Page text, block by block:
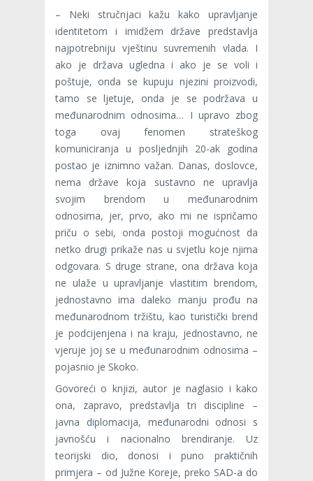
– Neki stručnjaci kažu kako upravljanje
identitetom i imidžem države predstavlja
najpotrebniju vještinu suvremenih vlada. I
ako je država ugledna i ako je se voli i
poštuje, onda se kupuju njezini proizvodi,
tamo se ljetuje, onda je se podržava u
međunarodnim odnosima… I upravo zbog
toga ovaj fenomen strateškog
komuniciranja u posljednjih 20-ak godina
postao je iznimno važan. Danas, doslovce,
nema države koja sustavno ne upravlja
svojim brendom u međunarodnim
odnosima, jer, prvo, ako mi ne ispričamo
priču o sebi, onda postoji mogućnost da
netko drugi prikaže nas u svjetlu koje njima
odgovara. S druge strane, ona država koja
ne ulaže u upravljanje vlastitim brendom,
jednostavno ima daleko manju prođu na
međunarodnom tržištu, kao turistički brend
je podcijenjena i na kraju, jednostavno, ne
vjeruje joj se u međunarodnim odnosima –
pojasnio je Skoko.
Govoreći o knjizi, autor je naglasio i kako
ona, zapravo, predstavlja tri discipline –
javna diplomacija, međunarodni odnosi s
javnošću i nacionalno brendiranje. Uz
teorijski dio, donosi i puno praktičnih
primjera – od Južne Koreje, preko SAD-a do